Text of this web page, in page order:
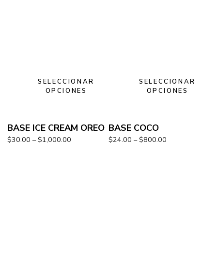
SELECCIONAR
OPCIONES
BASE ICE CREAM OREO
$30.00 – $1,000.00
SELECCIONAR
OPCIONES
BASE COCO
$24.00 – $800.00